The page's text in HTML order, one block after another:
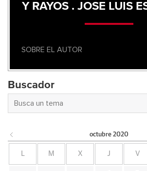
Y RAYOS . JOSE LUIS
SOBRE EL AUTOR
Buscador
octubre 2020
L M X J V